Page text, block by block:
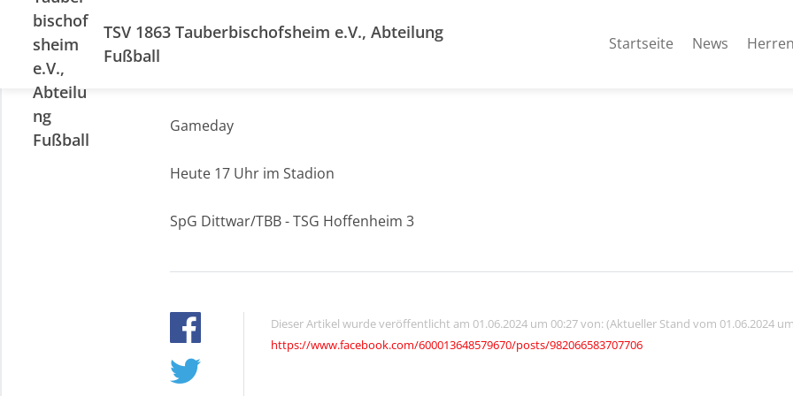
TSV 1863 Tauberbischofsheim e.V., Abteilung
Fußball
Startseite News
Gameday
Heute 17 Uhr im Stadion
SpG Dittwar/TBB - TSG Hoffenheim 3
Dieser Artikel wurde veröffentlicht am 01.06.2024 um 00:27 von: (Aktueller Stand vom 01.06.2024
https://www.facebook.com/600013648579670/posts/982066583707706